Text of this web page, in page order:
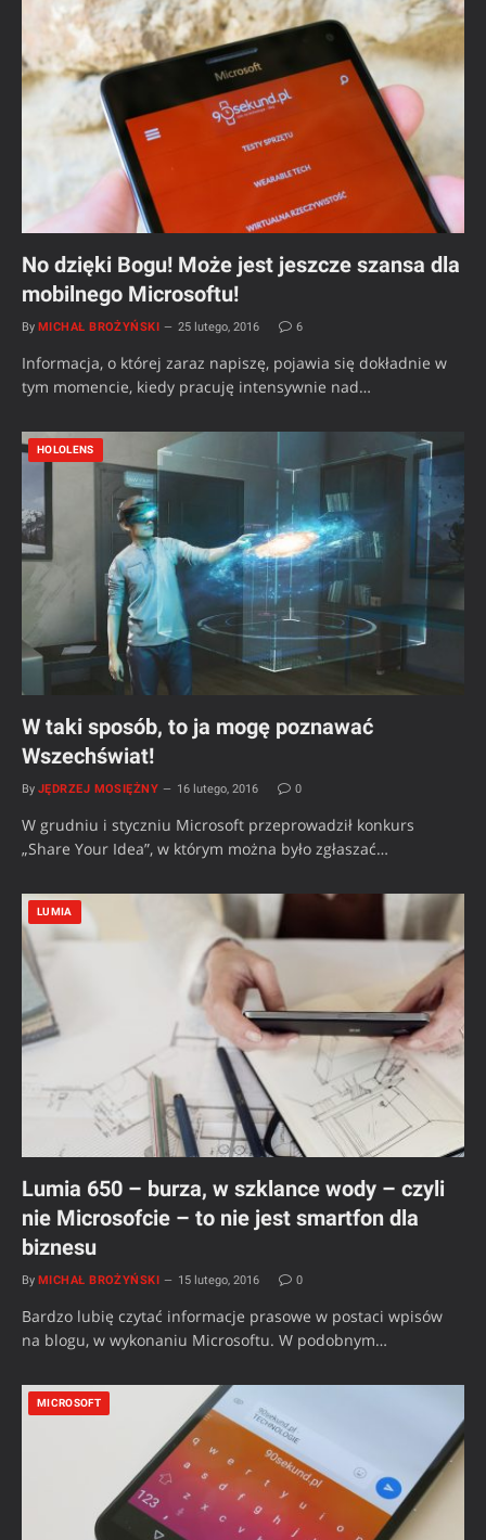
No dzięki Bogu! Może jest jeszcze szansa dla
mobilnego Microsoftu!
By MICHAŁ BROŻYŃSKI 25 lutego, 2016 6
Informacja, o której zaraz napiszę, pojawia się dokładnie w
tym momencie, kiedy pracuję intensywnie nad…
HOLOLENS
W taki sposób, to ja mogę poznawać
Wszechświat!
By JĘDRZEJ MOSIĘŻNY 16 lutego, 2016 0
W grudniu i styczniu Microsoft przeprowadził konkurs
„Share Your Idea”, w którym można było zgłaszać…
LUMIA
Lumia 650 – burza, w szklance wody – czyli
nie Microsofcie – to nie jest smartfon dla
biznesu
By MICHAŁ BROŻYŃSKI 15 lutego, 2016 0
Bardzo lubię czytać informacje prasowe w postaci wpisów
na blogu, w wykonaniu Microsoftu. W podobnym…
MICROSOFT